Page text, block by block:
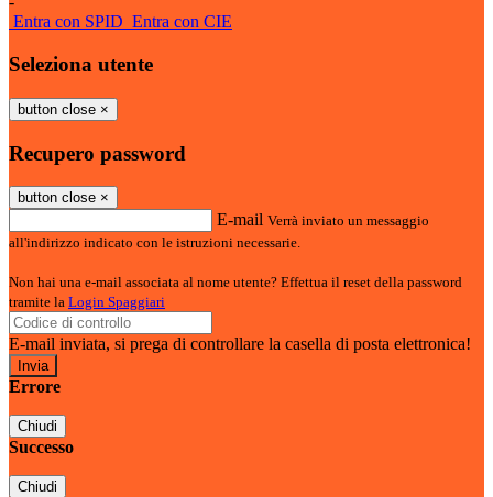
Entra con SPID Entra con CIE
Seleziona utente
button close ×
Recupero password
button close ×
E-mail Verrà inviato un messaggio
all'indirizzo indicato con le istruzioni necessarie.
Non hai una e-mail associata al nome utente? Effettua il reset della password
tramite la Login Spaggiari
E-mail inviata, si prega di controllare la casella di posta elettronica!
Errore
Chiudi
Successo
Chiudi